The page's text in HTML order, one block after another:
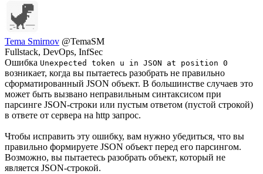
Tema Smirnov @TemaSM
Fullstack, DevOps, InfSec
Ошибка Unexpected token u in JSON at position 0
возникает, когда вы пытаетесь разобрать не правильно
сформатированный JSON объект. В большинстве случаев это
может быть вызвано неправильным синтаксисом при
парсинге JSON-строки или пустым ответом (пустой строкой)
в ответе от сервера на http запрос.
Чтобы исправить эту ошибку, вам нужно убедиться, что вы
правильно формируете JSON объект перед его парсингом.
Возможно, вы пытаетесь разобрать объект, который не
является JSON-строкой.